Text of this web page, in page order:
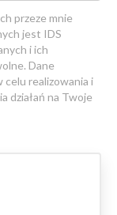
przeze mnie
jest IDS
i ich
Dane
celu realizowania i
działań na Twoje